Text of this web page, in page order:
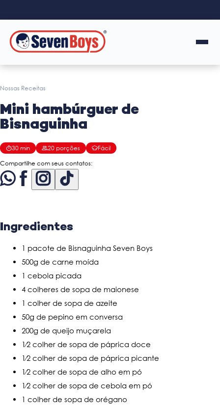
Nossas Receitas
Mini hambúrguer de
Bisnaguinha
30 min 20 porções Fácil
Compartilhe com seus contatos:
Ingredientes
1 pacote de Bisnaguinha Seven Boys
500g de carne moída
1 cebola picada
4 colheres de sopa de maionese
1 colher de sopa de azeite
50g de pepino em conversa
200g de queijo muçarela
1⁄2 colher de sopa de páprica doce
1⁄2 colher de sopa de páprica picante
1⁄2 colher de sopa de alho em pó
1⁄2 colher de sopa de cebola em pó
1 colher de sopa de orégano